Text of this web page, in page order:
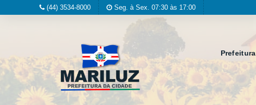
(44) 3534-8000 Seg. à Sex. 07:30 às 17:00
Prefeitura